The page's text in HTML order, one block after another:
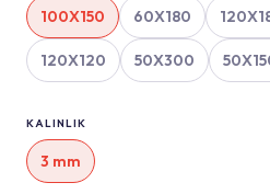
100X150 60X180
120X120 50X300
KALINLIK
3 mm